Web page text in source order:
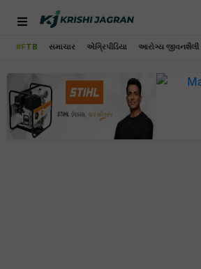
#FTB સમાચાર એગ્રિપીડિયા આરોગ્ય જીવનશૈલી